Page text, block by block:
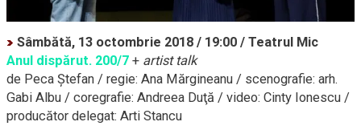
Sâmbătă, 13 octombrie 2018 / 19:00 / Teatrul Mic
Anul dispărut. 200/7 + artist talk
de Peca Ştefan / regie: Ana Mărgineanu / scenografie: arh.
Gabi Albu / coregrafie: Andreea Duţă / video: Cinty Ionescu /
producător delegat: Arti Stancu